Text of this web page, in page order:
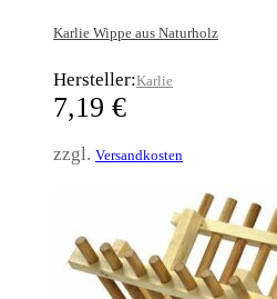
Karlie Wippe aus Naturholz
Hersteller:Karlie
7,19 €
zzgl. Versandkosten